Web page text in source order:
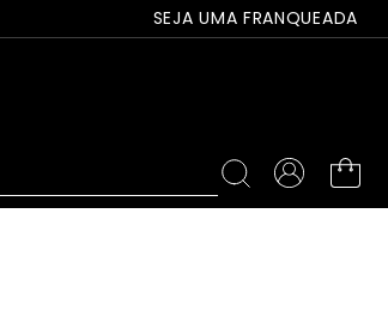
SEJA UMA FRANQUEADA